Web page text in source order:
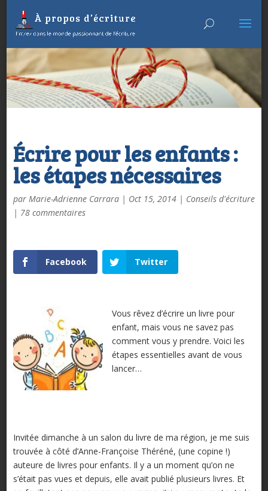
Écrire pour les enfants :
les étapes nécessaires
par Marie-Adrienne Carrara| Oct 15, 2014| Conseils d'écriture
| 78 commentaires
Facebook Twitter
Vous rêvez d’écrire un livre pour
enfant, mais vous ne savez pas
comment vous y prendre. Voici les
étapes essentielles avant de vous
lancer…
Invitée dimanche à un salon du livre de ma région, je me suis
trouvée à côté d’Anne-Françoise Théréné, (une copine !)
auteure de livres pour enfants. Il y a un moment qu’on ne
s’était pas vues et depuis, elle avait publié plusieurs livres. Et